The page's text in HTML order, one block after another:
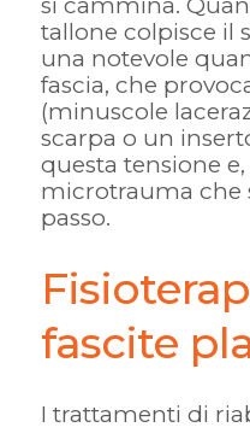
tallone colpisce il
una notevole
fascia, che
(minuscole
scarpa o un
questa tensione
microtrauma che
passo.
fascite
I trattamenti di